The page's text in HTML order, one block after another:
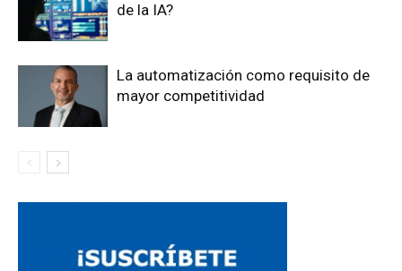
de la IA?
La automatización como requisito de
mayor competitividad